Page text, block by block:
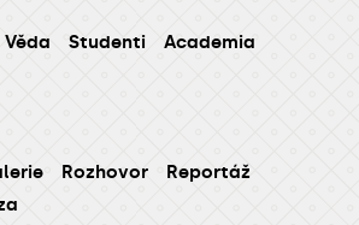
Věda Studenti
Academia
Rozhovor
Reportáž